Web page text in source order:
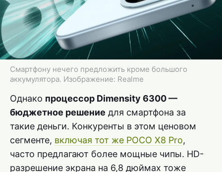
Смартфону нечего предложить кроме большого
аккумулятора. Изображение: Realme
Однако процессор Dimensity 6300 —
бюджетное решение для смартфона за
такие деньги. Конкуренты в этом ценовом
сегменте, включая тот же POCO X8 Pro,
часто предлагают более мощные чипы. HD-
разрешение экрана на 6,8 дюймах тоже